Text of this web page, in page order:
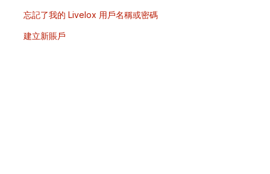
忘記了我的 Livelox 用戶名稱或密碼
建立新賬戶